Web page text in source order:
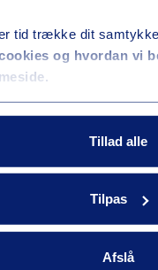
tid trække dit
og hvordan vi
Tillad alle
Tilpas
Afslå
løsning